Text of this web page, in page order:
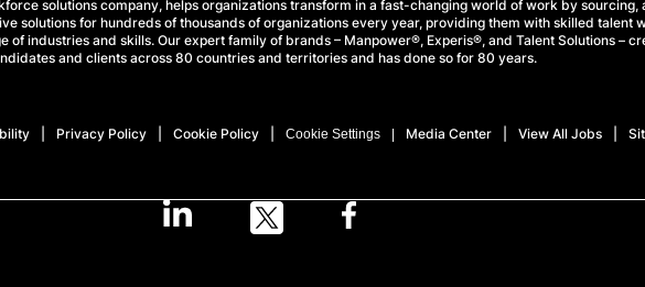
solutions company, helps organizations transform in a fast-changing world of work by sourcing,
solutions for hundreds of thousands of organizations every year, providing them with skilled talent
of industries and skills. Our expert family of brands – Manpower®, Experis®, and Talent Solutions –
and clients across 80 countries and territories and has done so for 80 years.
Privacy Policy Cookie Policy Cookie Settings Media Center View All Jobs